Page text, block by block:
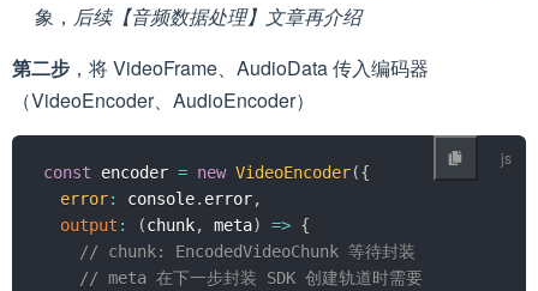
象， 后续【音频数据处理】文章再介绍
第二步 ，将 VideoFrame、AudioData 传入编码器
（VideoEncoder、AudioEncoder）
const encoder = new VideoEncoder({
error: console. error,
output : (chunk, meta) => {
// chunk: EncodedVideoChunk 等待封装
// meta 在下一步封装 SDK 创建轨道时需要